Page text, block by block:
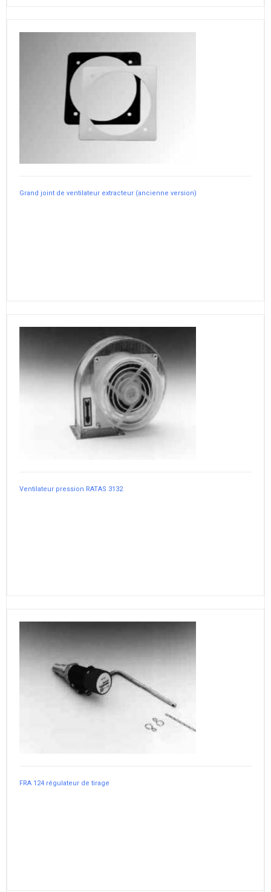
Grand joint de ventilateur extracteur (ancienne version)
Ventilateur pression RATAS 3132
FRA 124 régulateur de tirage